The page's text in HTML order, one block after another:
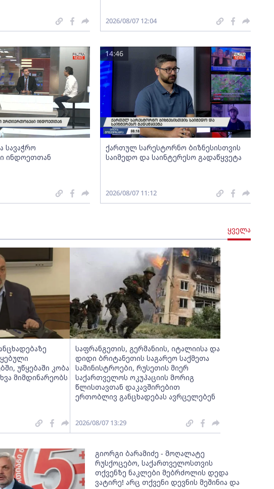
2026/08/07 12:04
ინდოეთთან
ქართულ სარესტორნო ბიზნესისთვის
საიმედო და საინტერესო გადაწყვეტა
14:46
2026/08/07 11:12
ყველა
უწყებაში კობა
მიმდინარეობს
საფრანგეთის, გერმანიის, იტალიისა და
დიდი ბრიტანეთის საგარეო საქმეთა
სამინისტროები, რუსეთის მიერ
საქართველოს ოკუპაციის მორიგ
წლისთავთან დაკავშირებით
ერთობლივ განცხადებას ავრცელებენ
2026/08/07 13:29
გიორგი ბარამიძე - მოღალატე
რუსქოცებო, საქართველოსთვის
თქვენზე ნაკლები მებრძოლის დედა
ვატირე! არც თქვენი დევნის მეშინია და